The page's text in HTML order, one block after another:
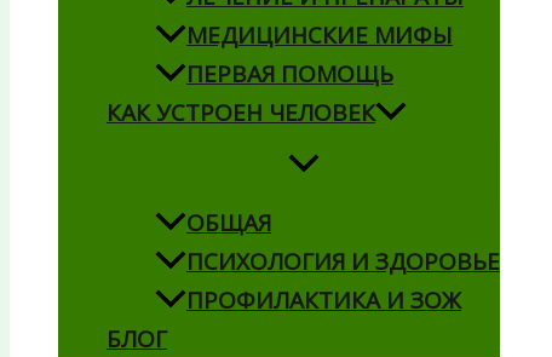
МЕДИЦИНСКИЕ МИФЫ
ПЕРВАЯ ПОМОЩЬ
КАК УСТРОЕН ЧЕЛОВЕК
ОБЩАЯ
ПСИХОЛОГИЯ И ЗДОРОВЬЕ
ПРОФИЛАКТИКА И ЗОЖ
БЛОГ